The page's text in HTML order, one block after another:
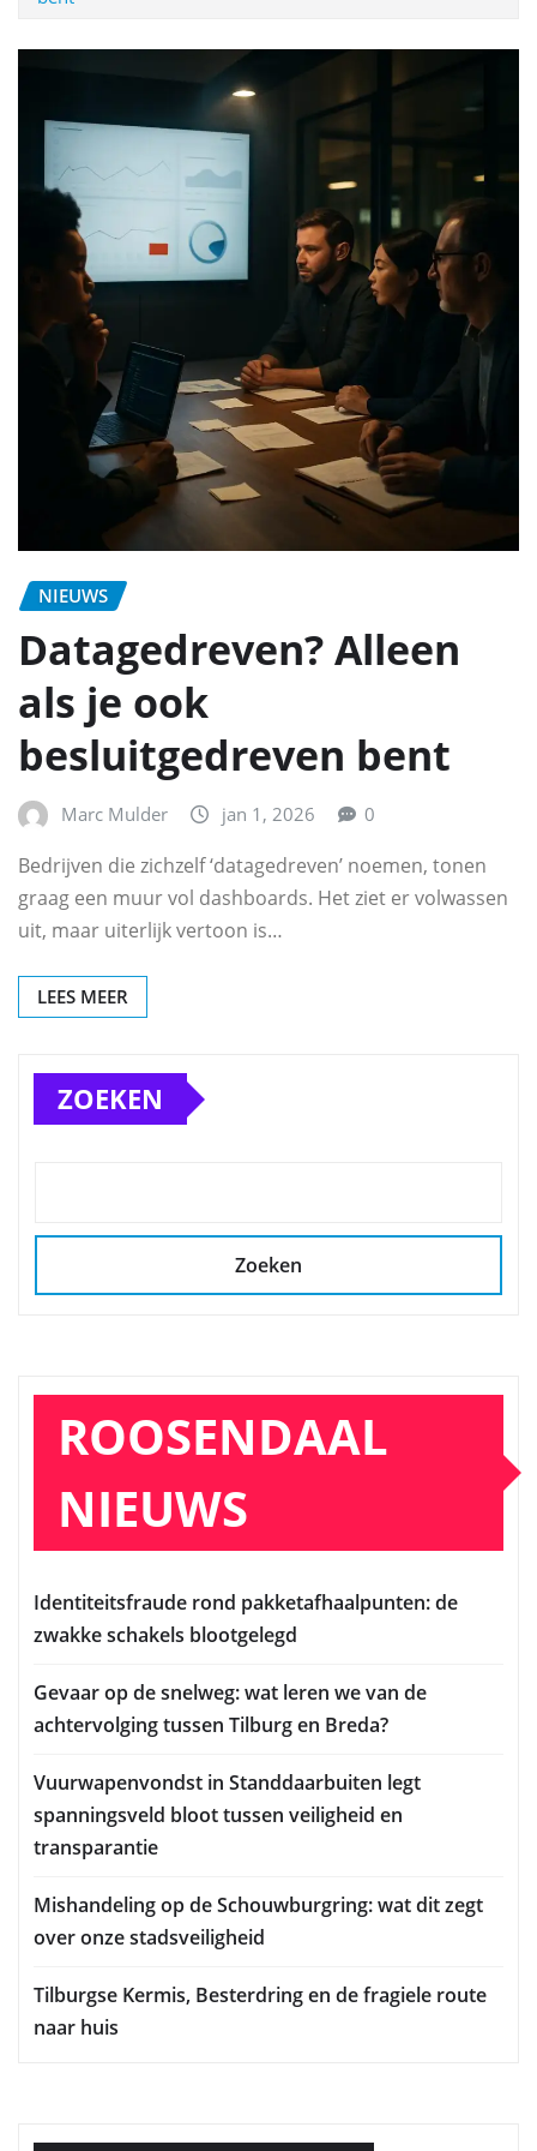
NIEUWS
Datagedreven? Alleen
als je ook
besluitgedreven bent
Marc Mulder jan 1, 2026 0
Bedrijven die zichzelf ‘datagedreven’ noemen, tonen
graag een muur vol dashboards. Het ziet er volwassen
uit, maar uiterlijk vertoon is…
LEES MEER
ZOEKEN
Zoeken
ROOSENDAAL
NIEUWS
Identiteitsfraude rond pakketafhaalpunten: de
zwakke schakels blootgelegd
Gevaar op de snelweg: wat leren we van de
achtervolging tussen Tilburg en Breda?
Vuurwapenvondst in Standdaarbuiten legt
spanningsveld bloot tussen veiligheid en
transparantie
Mishandeling op de Schouwburgring: wat dit zegt
over onze stadsveiligheid
Tilburgse Kermis, Besterdring en de fragiele route
naar huis